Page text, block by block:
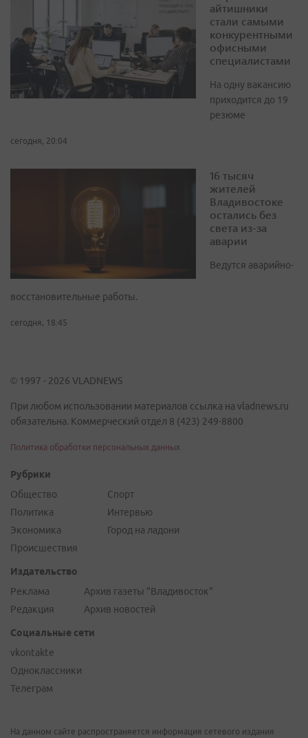
айтишники
стали самыми
конкурентными
офисными
специалистами
На одну вакансию
приходится до 19
резюме
сегодня, 20:04
16 тысяч
жителей
Владивостоке
остались без
света из-за
аварии
Ведутся аварийно-
восстановительные работы.
сегодня, 18:45
© 1997 - 2026 VLADNEWS
При любом использовании материалов ссылка на vladnews.ru
обязательна. Коммерческий отдел 8 (423) 249-8800
Политика обработки персональных данных
Рубрики
Общество
Политика
Экономика
Происшествия
Спорт
Интервью
Город на ладони
Издательство
Реклама
Редакция
Архив газеты "Владивосток"
Архив новостей
Социальные сети
vkontakte
Одноклассники
Телеграм
На данном сайте распространяется информация сетевого издания